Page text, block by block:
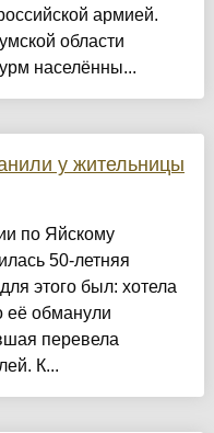
армией.
области
населённы...
у жительницы
по Яйскому
50-летняя
этого был: хотела
её обманули
перевела
К...